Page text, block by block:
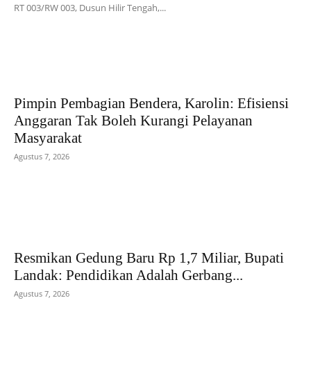
RT 003/RW 003, Dusun Hilir Tengah,...
Pimpin Pembagian Bendera, Karolin: Efisiensi
Anggaran Tak Boleh Kurangi Pelayanan
Masyarakat
Agustus 7, 2026
Resmikan Gedung Baru Rp 1,7 Miliar, Bupati
Landak: Pendidikan Adalah Gerbang...
Agustus 7, 2026